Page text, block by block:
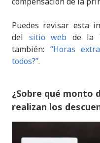
Puedes revisar esta
del sitio web de la
también: “Horas
todos?”.
¿Sobre qué monto
realizan los